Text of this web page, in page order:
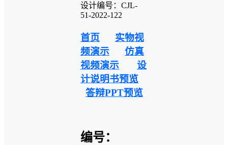
设计编号：CJL-
51-2022-122
首页
实物视
频演示
仿真
视频演示
设
计说明书预览
答辩PPT预览
编号：